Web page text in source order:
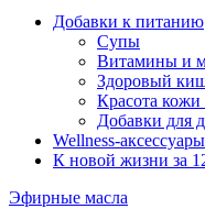
Добавки к питанию
Супы
Витамины и
Здоровый
Красота кожи
Добавки для
Wellness-аксессуары
К новой жизни за
Эфирные масла